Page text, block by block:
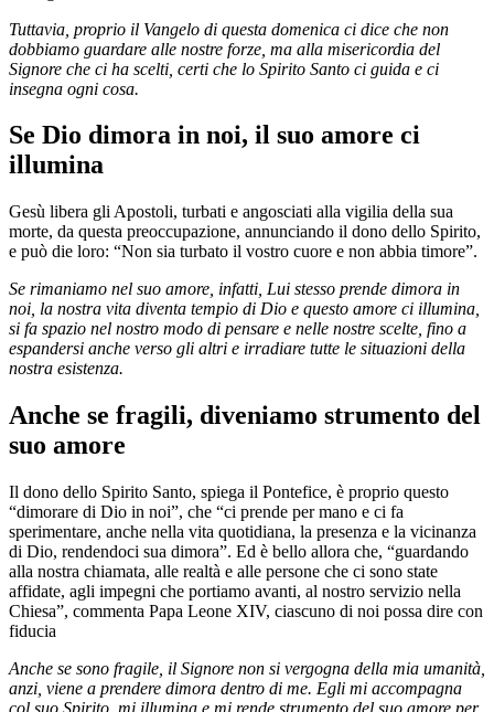
Tuttavia, proprio il Vangelo di questa domenica ci dice che non
dobbiamo guardare alle nostre forze, ma alla misericordia del
Signore che ci ha scelti, certi che lo Spirito Santo ci guida e ci
insegna ogni cosa.
Se Dio dimora in noi, il suo amore ci
illumina
Gesù libera gli Apostoli, turbati e angosciati alla vigilia della sua
morte, da questa preoccupazione, annunciando il dono dello Spirito,
e può die loro: “Non sia turbato il vostro cuore e non abbia timore”.
Se rimaniamo nel suo amore, infatti, Lui stesso prende dimora in
noi, la nostra vita diventa tempio di Dio e questo amore ci illumina,
si fa spazio nel nostro modo di pensare e nelle nostre scelte, fino a
espandersi anche verso gli altri e irradiare tutte le situazioni della
nostra esistenza.
Anche se fragili, diveniamo strumento del
suo amore
Il dono dello Spirito Santo, spiega il Pontefice, è proprio questo
“dimorare di Dio in noi”, che “ci prende per mano e ci fa
sperimentare, anche nella vita quotidiana, la presenza e la vicinanza
di Dio, rendendoci sua dimora”. Ed è bello allora che, “guardando
alla nostra chiamata, alle realtà e alle persone che ci sono state
affidate, agli impegni che portiamo avanti, al nostro servizio nella
Chiesa”, commenta Papa Leone XIV, ciascuno di noi possa dire con
fiducia
Anche se sono fragile, il Signore non si vergogna della mia umanità,
anzi, viene a prendere dimora dentro di me. Egli mi accompagna